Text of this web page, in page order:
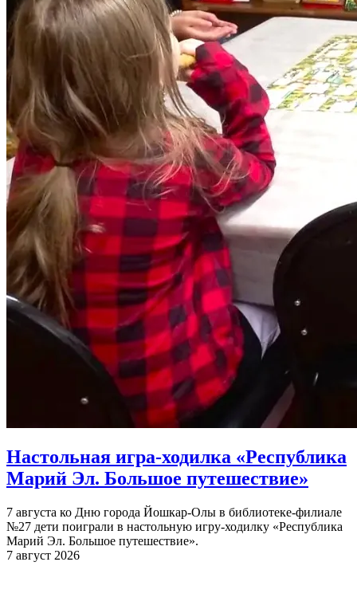
Настольная игра-ходилка «Республика
Марий Эл. Большое путешествие»
7 августа ко Дню города Йошкар-Олы в библиотеке-филиале
№27 дети поиграли в настольную игру-ходилку «Республика
Марий Эл. Большое путешествие».
7 август 2026